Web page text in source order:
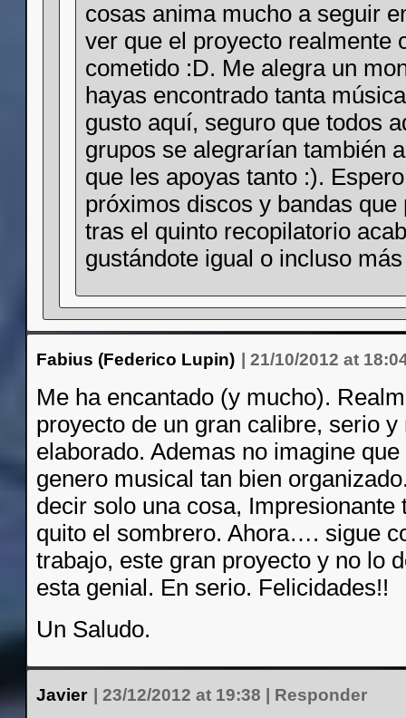
cosas anima mucho a seguir
ver que el proyecto realmente
cometido :D. Me alegra un
hayas encontrado tanta
gusto aquí, seguro que todos
grupos se alegrarían también
que les apoyas tanto :).
próximos discos y bandas que
tras el quinto recopilatorio
gustándote igual o incluso
Fabius (Federico Lupin) |21/10/2012 at
Me ha encantado (y mucho).
proyecto de un gran calibre, serio y
elaborado. Ademas no imagine
genero musical tan bien
decir solo una cosa, Impresionante
quito el sombrero. Ahora…. sigue
trabajo, este gran proyecto y no lo
esta genial. En serio. Felicidades!!
Un Saludo.
Javier |23/12/2012 at 19:38 Responder